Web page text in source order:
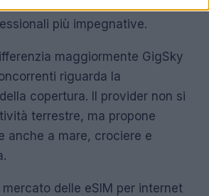
più impegnative.
maggiormente GigSky
riguarda la
copertura. Il provider non si
terrestre, ma propone
anche a mare, crociere e
delle eSIM per internet